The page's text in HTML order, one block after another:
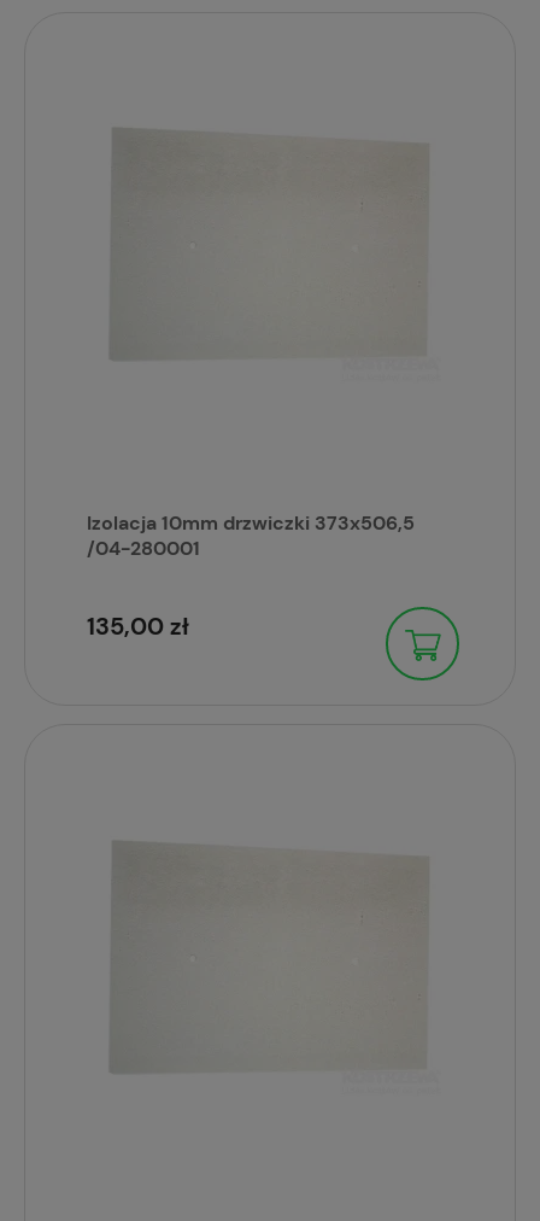
Izolacja 10mm drzwiczki 373x506,5
/04-280001
135,00 zł